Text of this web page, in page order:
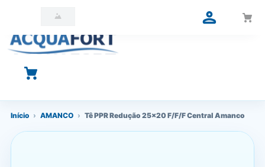
O que você está procurando?
Início › AMANCO › Tê PPR Redução 25x20 F/F/F Central Amanco